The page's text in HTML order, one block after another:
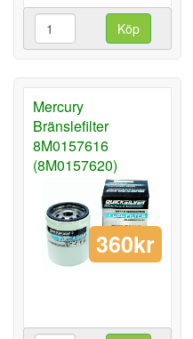
Köp
Mercury
Bränslefilter
8M0157616
(8M0157620)
360kr